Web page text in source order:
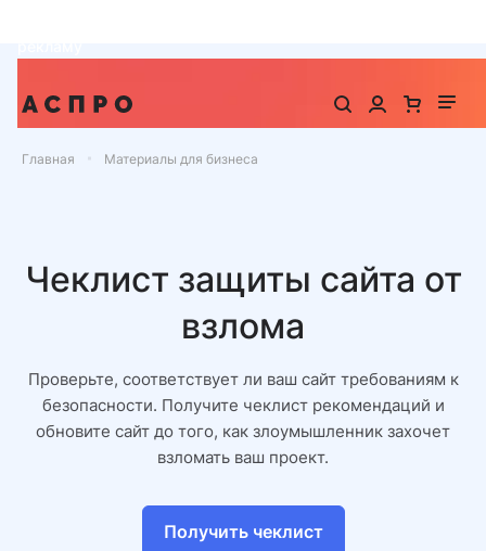
Главная Материалы для бизнеса
Чеклист защиты сайта от
взлома
Проверьте, соответствует ли ваш сайт требованиям к
безопасности. Получите чеклист рекомендаций и
обновите сайт до того, как злоумышленник захочет
взломать ваш проект.
Получить чеклист